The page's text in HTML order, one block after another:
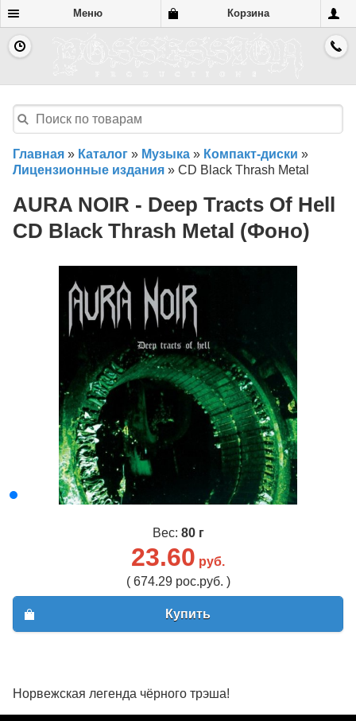
Меню Корзина
Главная » Каталог » Музыка » Компакт-диски »
Лицензионные издания » CD Black Thrash Metal
AURA NOIR - Deep Tracts Of Hell
CD Black Thrash Metal (Фоно)
Вес: 80 г
23.60 руб.
( 674.29 рос.руб. )
Купить
Норвежская легенда чёрного трэша!